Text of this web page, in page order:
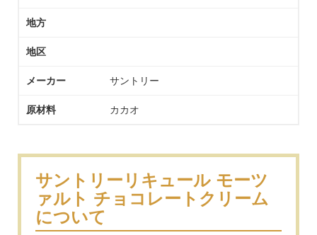
地方
地区
メーカー サントリー
原材料 カカオ
サントリーリキュール モーツ
ァルト チョコレートクリーム
について